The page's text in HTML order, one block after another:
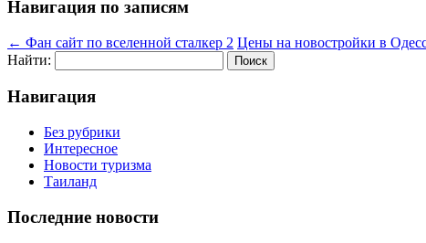
Навигация по записям
← Фан сайт по вселенной сталкер 2 Цены на новостройки в
Найти:
Навигация
Без рубрики
Интересное
Новости туризма
Таиланд
Последние новости